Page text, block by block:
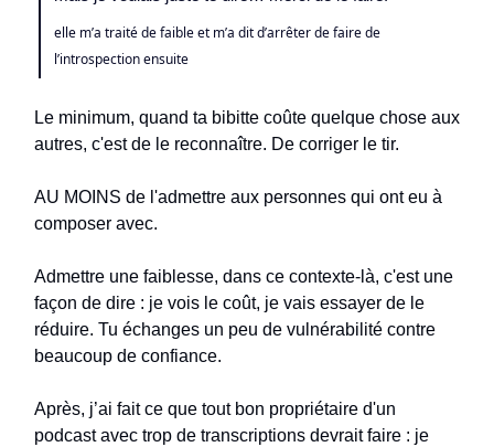
elle m’a traité de faible et m’a dit d’arrêter de faire de
l’introspection ensuite
Le minimum, quand ta bibitte coûte quelque chose aux
autres, c'est de le reconnaître. De corriger le tir.
AU MOINS de l'admettre aux personnes qui ont eu à
composer avec.
Admettre une faiblesse, dans ce contexte-là, c'est une
façon de dire : je vois le coût, je vais essayer de le
réduire. Tu échanges un peu de vulnérabilité contre
beaucoup de confiance.
Après, j’ai fait ce que tout bon propriétaire d'un
podcast avec trop de transcriptions devrait faire : je